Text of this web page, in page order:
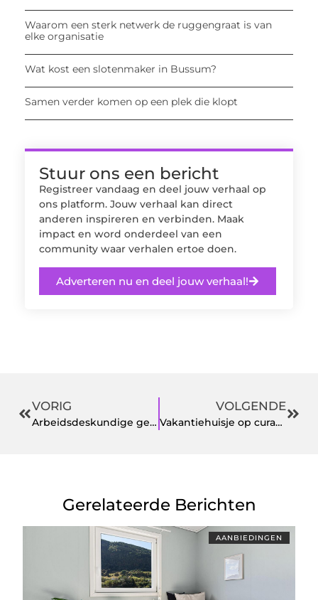
Waarom een sterk netwerk de ruggengraat is van
elke organisatie
Wat kost een slotenmaker in Bussum?
Samen verder komen op een plek die klopt
Stuur ons een bericht
Registreer vandaag en deel jouw verhaal op
ons platform. Jouw verhaal kan direct
anderen inspireren en verbinden. Maak
impact en word onderdeel van een
community waar verhalen ertoe doen.
Adverteren nu en deel jouw verhaal!
VORIG
Arbeidsdeskundige gezocht
VOLGENDE
Vakantiehuisje op curacao om van te dromen
Gerelateerde Berichten
AANBIEDINGEN